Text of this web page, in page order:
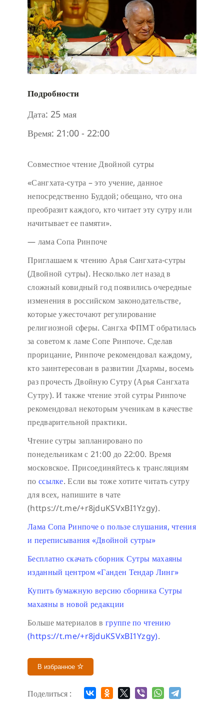
Подробности
Дата: 25 мая
Время: 21:00 - 22:00
Совместное чтение Двойной сутры
«Сангхата-сутра – это учение, данное
непосредственно Буддой; обещано, что она
преобразит каждого, кто читает эту сутру или
начитывает ее памяти».
— лама Сопа Ринпоче
Приглашаем к чтению Арья Сангхата-сутры
(Двойной сутры). Несколько лет назад в
сложный ковидный год появились очередные
изменения в российском законодательстве,
которые ужесточают регулирование
религиозной сферы. Сангха ФПМТ обратилась
за советом к ламе Сопе Ринпоче. Сделав
прорицание, Ринпоче рекомендовал каждому,
кто заинтересован в развитии Дхармы, восемь
раз прочесть Двойную Сутру (Арья Сангхата
Сутру). И также чтение этой сутры Ринпоче
рекомендовал некоторым ученикам в качестве
предварительной практики.
Чтение сутры запланировано по
понедельникам с 21:00 до 22:00. Время
московское. Присоединяйтесь к трансляциям
по ссылке. Если вы тоже хотите читать сутру
для всех, напишите в чате
(https://t.me/+r8jduKSVxBI1Yzgy).
Лама Сопа Ринпоче о пользе слушания, чтения
и переписывания «Двойной сутры»
Бесплатно скачать сборник Сутры махаяны
изданный центром «Ганден Тендар Линг»
Купить бумажную версию сборника Сутры
махаяны в новой редакции
Больше материалов вгруппе по чтению
(https://t.me/+r8jduKSVxBI1Yzgy).
В избранное
Поделиться :